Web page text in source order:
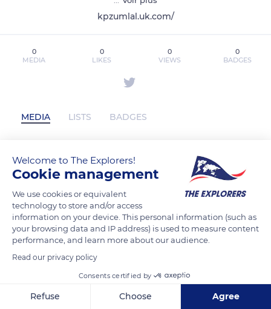
kpzumlal.uk.com/
0
MEDIA
0
LIKES
0
VIEWS
0
BADGES
MEDIA LISTS BADGES
kpzumlalukcom has not posted any
content yet
Welcome to The Explorers!
Cookie management
We use cookies or equivalent
technology to store and/or access
information on your device. This personal information (such as
your browsing data and IP address) is used to measure content
performance, and learn more about our audience.
Read our privacy policy
Consents certified by
Refuse Choose Agree